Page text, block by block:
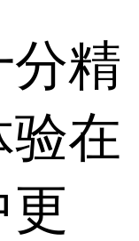
分精
验在
更